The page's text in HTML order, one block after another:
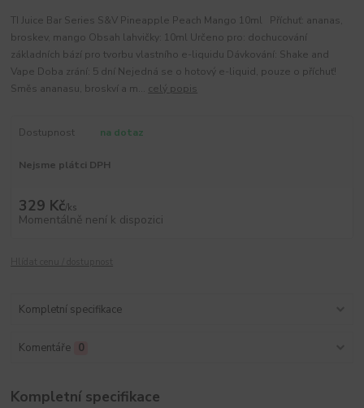
TI Juice Bar Series S&V Pineapple Peach Mango 10ml Příchuť: ananas,
broskev, mango Obsah lahvičky: 10ml Určeno pro: dochucování
základních bází pro tvorbu vlastního e-liquidu Dávkování: Shake and
Vape Doba zrání: 5 dní Nejedná se o hotový e-liquid, pouze o příchuť!
Směs ananasu, broskví a m... celý popis
Dostupnost na dotaz
Nejsme plátci DPH
329 Kč/ks
Momentálně není k dispozici
Kompletní specifikace
Komentáře 0
Kompletní specifikace